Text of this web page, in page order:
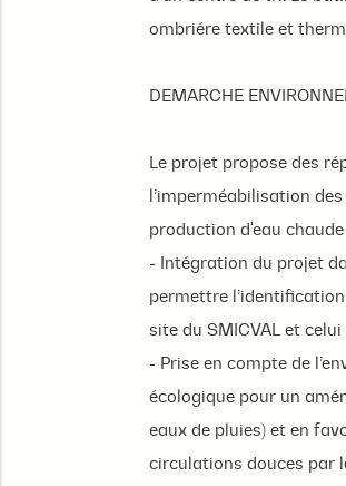
ombriére textile et
DEMARCHE
Le projet propose des
l’imperméabilisation
production d'eau
- Intégration du projet
permettre
site du SMICVAL et celui
- Prise en compte de
écologique pour un
eaux de pluies) et en
circulations douces par